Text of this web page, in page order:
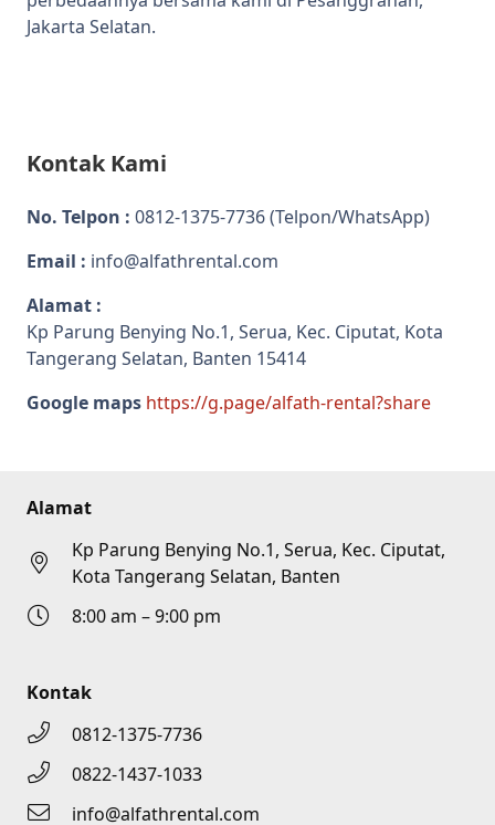
Jakarta Selatan.
Kontak Kami
No. Telpon : 0812-1375-7736(Telpon/WhatsApp)
Email : info@alfathrental.com
Alamat :
Kp Parung Benying No.1, Serua, Kec. Ciputat, Kota
Tangerang Selatan, Banten 15414
Google maps https://g.page/alfath-rental?share
Alamat
Kp Parung Benying No.1, Serua, Kec. Ciputat,
Kota Tangerang Selatan, Banten
8:00 am – 9:00 pm
Kontak
0812-1375-7736
0822-1437-1033
info@alfathrental.com